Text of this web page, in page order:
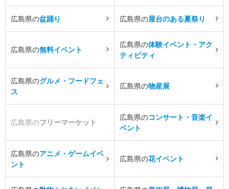
広島県の盆踊り 広島県の屋台のある夏祭り
広島県の無料イベント
広島県の体験イベント・アク
ティビティ
広島県のグルメ・フードフェ
ス
広島県の物産展
広島県のフリーマーケット
広島県のコンサート・音楽イ
ベント
広島県のアニメ・ゲームイベ
ント
広島県の花イベント